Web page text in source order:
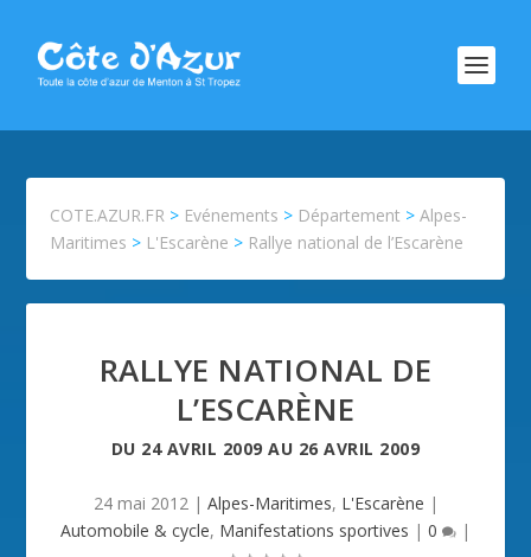
COTE.AZUR.FR > Evénements > Département >Alpes-
Maritimes > L'Escarène > Rallye national de l’Escarène
RALLYE NATIONAL DE
L’ESCARÈNE
DU 24 AVRIL 2009 AU 26 AVRIL 2009
24 mai 2012| Alpes-Maritimes, L'Escarène |
Automobile & cycle, Manifestations sportives | 0 |